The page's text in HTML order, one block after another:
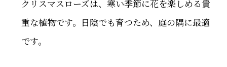
クリスマスローズは、寒い季節に花を楽しめる貴
重な植物です。日陰でも育つため、庭の隅に最適
です。